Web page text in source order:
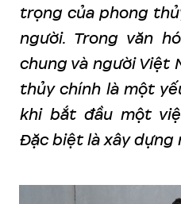
trọng của phong
người. Trong văn
chung và người Việt
thủy chính là một
khi bắt đầu một
Đặc biệt là xây dựng